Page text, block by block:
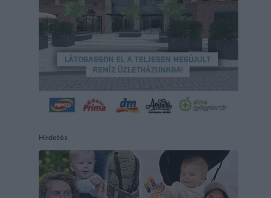
Hirdetés